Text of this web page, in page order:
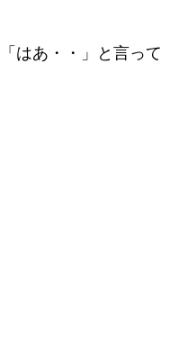
はあ・・」と言って